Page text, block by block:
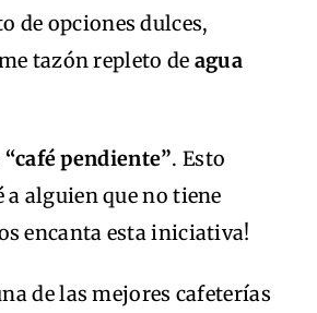
de opciones dulces,
tazón repleto de agua
“café pendiente”. Esto
a alguien que no tiene
encanta esta iniciativa!
de las mejores cafeterías